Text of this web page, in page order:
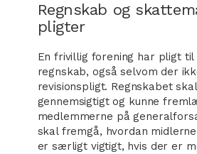
Regnskab og
pligter
En frivillig forening har pligt
regnskab, også selvom der
revisionspligt. Regnskabet
gennemsigtigt og kunne
medlemmerne på
skal fremgå, hvordan
er særligt vigtigt, hvis der er